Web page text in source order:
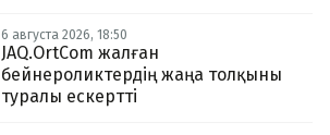
6 августа 2026, 18:50
JAQ.OrtCom жалған
бейнероликтердің жаңа толқыны
туралы ескертті